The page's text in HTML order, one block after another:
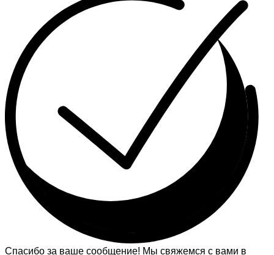
Спасибо за ваше сообщение! Мы свяжемся с вами в